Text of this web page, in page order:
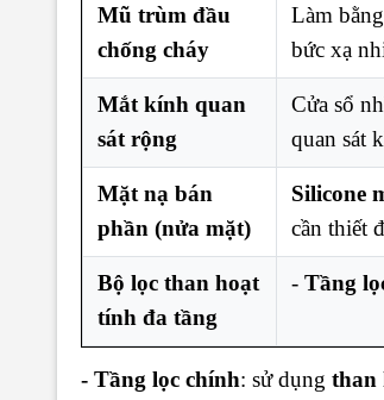
Mũ trùm đầu
chống cháy
Làm bằng
bức xạ
Mắt kính quan
sát rộng
Cửa sổ
quan sát
Mặt nạ bán
phần (nửa mặt)
Silicone
cần thiết
Bộ lọc than hoạt
tính đa tầng
- Tầng
- Tầng lọc chính: sử dụng than